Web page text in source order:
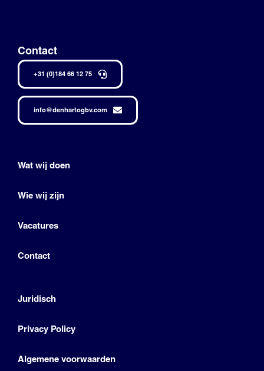
Contact
+31 (0)184 66 12 75
info@denhartogbv.com
Wat wij doen
Wie wij zijn
Vacatures
Contact
Juridisch
Privacy Policy
Algemene voorwaarden